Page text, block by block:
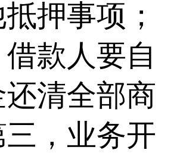
押事项；
款人要自
清全部商
，业务开